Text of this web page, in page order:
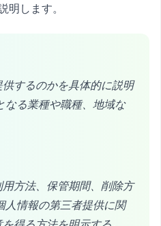
明します。
するのかを具体的に説明
なる業種や職種、地域な
方法、保管期間、削除方
人情報の第三者提供に関